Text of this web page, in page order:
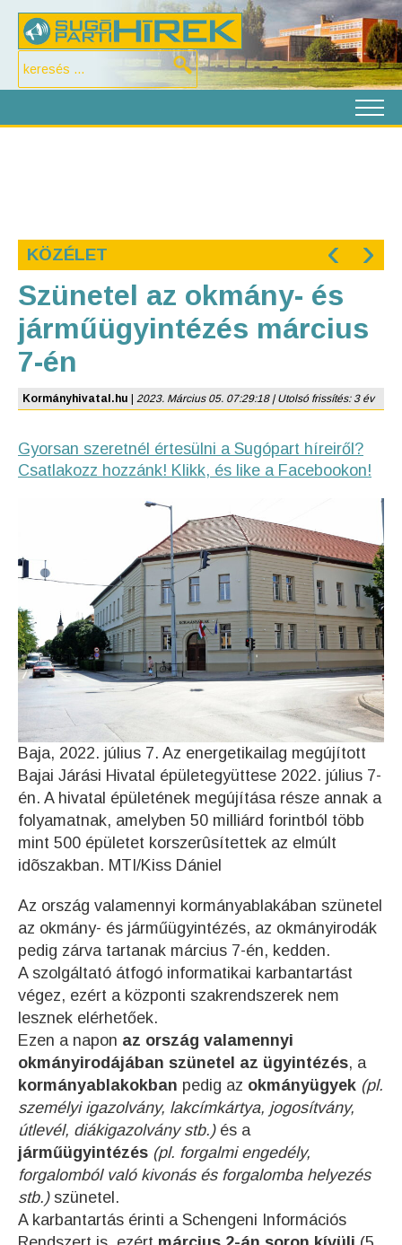
KÖZÉLET ‹ ›
Szünetel az okmány- és
járműügyintézés március
7-én
Kormányhivatal.hu 2023. Március 05. 07:29:18 | Utolsó frissítés: 3 év
Gyorsan szeretnél értesülni a Sugópart híreiről?
Csatlakozz hozzánk! Klikk, és like a Facebookon!
Baja, 2022. július 7. Az energetikailag megújított
Bajai Járási Hivatal épületegyüttese 2022. július 7-
én. A hivatal épületének megújítása része annak a
folyamatnak, amelyben 50 milliárd forintból több
mint 500 épületet korszerûsítettek az elmúlt
idõszakban. MTI/Kiss Dániel
Az ország valamennyi kormányablakában szünetel
az okmány- és járműügyintézés, az okmányirodák
pedig zárva tartanak március 7-én, kedden.
A szolgáltató átfogó informatikai karbantartást
végez, ezért a központi szakrendszerek nem
lesznek elérhetőek.
Ezen a napon az ország valamennyi
okmányirodájában szünetel az ügyintézés, a
kormányablakokban pedig az okmányügyek (pl.
személyi igazolvány, lakcímkártya, jogosítvány,
útlevél, diákigazolvány stb.)és a
járműügyintézés (pl. forgalmi engedély,
forgalomból való kivonás és forgalomba helyezés
stb.)szünetel.
A karbantartás érinti a Schengeni Információs